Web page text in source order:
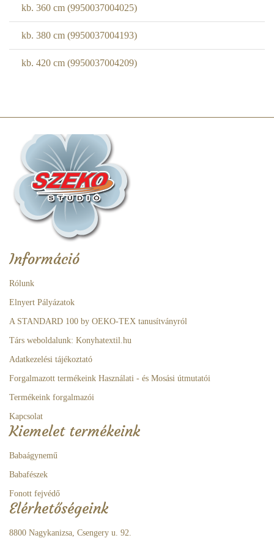
kb. 360 cm (9950037004025)
kb. 380 cm (9950037004193)
kb. 420 cm (9950037004209)
Információ
Rólunk
Elnyert Pályázatok
A STANDARD 100 by OEKO-TEX tanusítványról
Társ weboldalunk: Konyhatextil.hu
Adatkezelési tájékoztató
Forgalmazott termékeink Használati - és Mosási útmutatói
Termékeink forgalmazói
Kapcsolat
Kiemelet termékeink
Babaágynemű
Babafészek
Fonott fejvédő
Elérhetőségeink
8800 Nagykanizsa, Csengery u. 92.